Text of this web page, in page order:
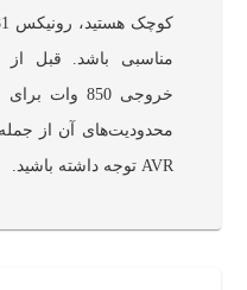
مناسبی باشد. قبل
خروجی 850
محدودیت‌های آن از
AVR توجه داشته باشید.